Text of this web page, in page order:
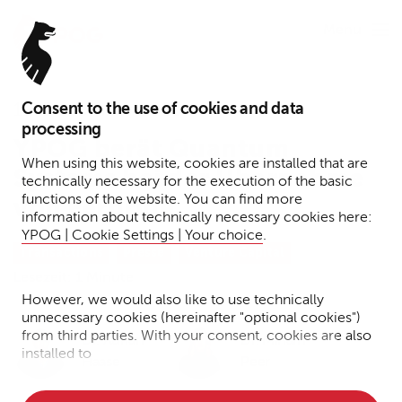
Consent to the use of cookies and data
processing
When using this website, cookies are installed that are
technically necessary for the execution of the basic
functions of the website. You can find more
information about technically necessary cookies here:
YPOG | Cookie Settings | Your choice.
However, we would also like to use technically
unnecessary cookies (hereinafter "optional cookies")
from third parties. With your consent, cookies are also
installed to
19. Dezember 2025
Systems bei der Übernahme
von Fernride
Dr. Adrian
Haase
Dr. Miriam